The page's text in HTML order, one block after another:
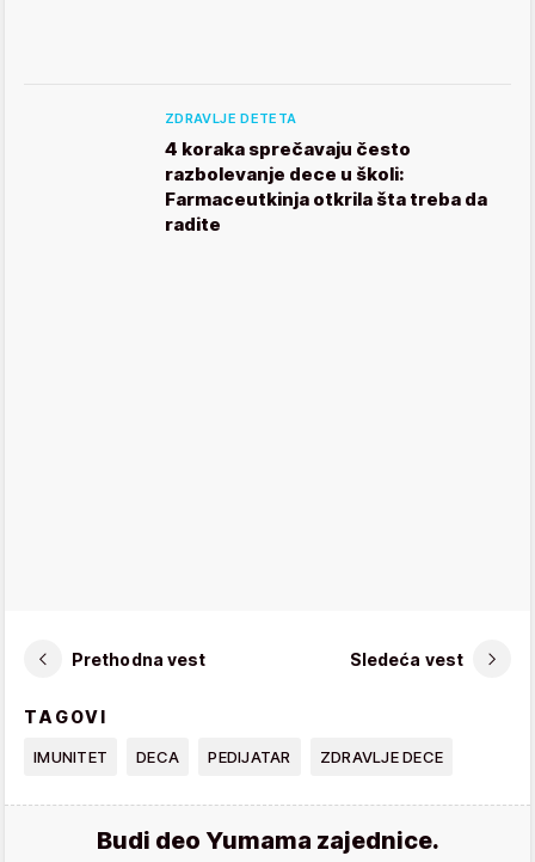
ZDRAVLJE DETETA
4 koraka sprečavaju često
razbolevanje dece u školi:
Farmaceutkinja otkrila šta treba da
radite
Prethodna vest Sledeća vest
TAGOVI
IMUNITET DECA PEDIJATAR ZDRAVLJE DECE
Budi deo Yumama zajednice.